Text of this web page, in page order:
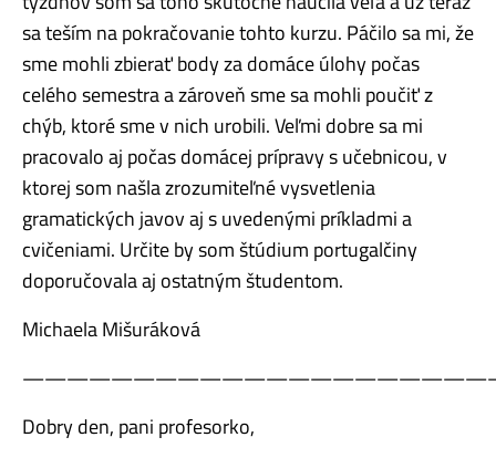
sa teším na pokračovanie tohto kurzu. Páčilo sa mi, že
sme mohli zbierať body za domáce úlohy počas
celého semestra a zároveň sme sa mohli poučiť z
chýb, ktoré sme v nich urobili. Veľmi dobre sa mi
pracovalo aj počas domácej prípravy s učebnicou, v
ktorej som našla zrozumiteľné vysvetlenia
gramatických javov aj s uvedenými príkladmi a
cvičeniami. Určite by som štúdium portugalčiny
doporučovala aj ostatným študentom.
Michaela Mišuráková
Dobry den, pani profesorko,